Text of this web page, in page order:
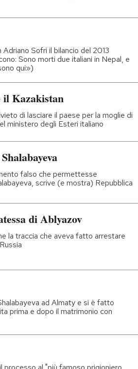
Sofri il bilancio del 2013
Sono morti due italiani in Nepal, e
qui»)
il Kazakistan
di lasciare il paese per la moglie di
ministero degli Esteri italiano
falso che permettesse
scrive (e mostra) Repubblica
di Ablyazov
la traccia che aveva fatto arrestare
ad Almaty e si è fatto
prima e dopo il matrimonio con